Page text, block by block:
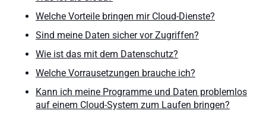
Welche Vorteile bringen mir Cloud-Dienste?
Sind meine Daten sicher vor Zugriffen?
Wie ist das mit dem Datenschutz?
Welche Vorrausetzungen brauche ich?
Kann ich meine Programme und Daten problemlos
auf einem Cloud-System zum Laufen bringen?